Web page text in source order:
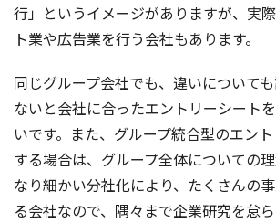
行」というイメージがありますが、実
ト業や広告業を行う会社もあります。
同じグループ会社でも、違いについて
ないと会社に合ったエントリーシート
いです。また、グループ統合型のエン
する場合は、グループ全体についての
なり細かい分社化により、たくさんの
る会社なので、隅々まで企業研究を怠